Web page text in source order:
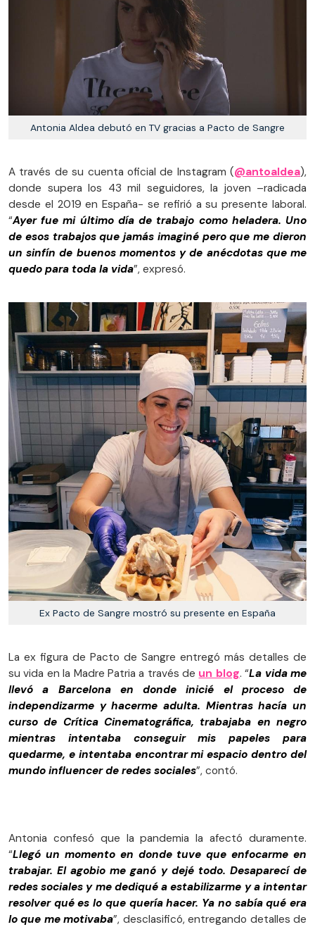
Antonia Aldea debutó en TV gracias a Pacto de Sangre
A través de su cuenta oficial de Instagram (@antoaldea),
donde supera los 43 mil seguidores, la joven –radicada
desde el 2019 en España- se refirió a su presente laboral.
“Ayer fue mi último día de trabajo como heladera. Uno
de esos trabajos que jamás imaginé pero que me dieron
un sinfín de buenos momentos y de anécdotas que me
quedo para toda la vida”, expresó.
Ex Pacto de Sangre mostró su presente en España
La ex figura de Pacto de Sangre entregó más detalles de
su vida en la Madre Patria a través de un blog. “La vida me
llevó a Barcelona en donde inicié el proceso de
independizarme y hacerme adulta. Mientras hacía un
curso de Crítica Cinematográfica, trabajaba en negro
mientras intentaba conseguir mis papeles para
quedarme, e intentaba encontrar mi espacio dentro del
mundo influencer de redes sociales”, contó.
Antonia confesó que la pandemia la afectó duramente.
“Llegó un momento en donde tuve que enfocarme en
trabajar. El agobio me ganó y dejé todo. Desaparecí de
redes sociales y me dediqué a estabilizarme y a intentar
resolver qué es lo que quería hacer. Ya no sabía qué era
lo que me motivaba”, desclasificó, entregando detalles de